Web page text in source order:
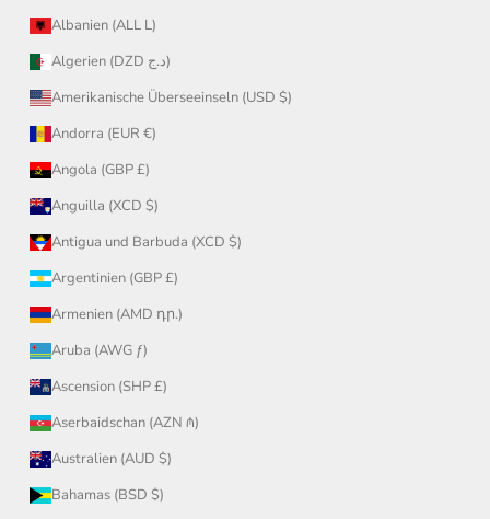
Albanien (ALL L)
Algerien (DZD د.ج)
Amerikanische Überseeinseln (USD $)
Andorra (EUR €)
Angola (GBP £)
Anguilla (XCD $)
Antigua und Barbuda (XCD $)
Argentinien (GBP £)
Armenien (AMD դր.)
Aruba (AWG ƒ)
Ascension (SHP £)
Aserbaidschan (AZN ₼)
Australien (AUD $)
Bahamas (BSD $)